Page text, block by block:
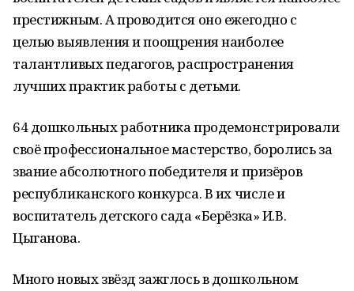
престижным. А проводится оно ежегодно с
целью выявления и поощрения наиболее
талантливых педагогов, распространения
лучших практик работы с детьми.
64 дошкольных работника продемонстрировали
своё профессиональное мастерство, боролись за
звание абсолютного победителя и призёров
республиканского конкурса. В их числе и
воспитатель детского сада «Берёзка» И.В.
Цыганова.
Много новых звёзд зажглось в дошкольном